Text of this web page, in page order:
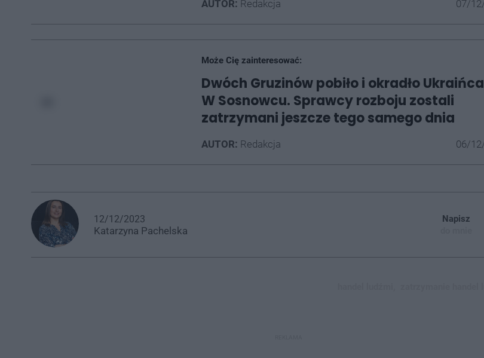
AUTOR: Redakcja 07/
Może Cię zainteresować:
Dwóch Gruzinów pobiło i okradło
W Sosnowcu. Sprawcy rozboju zostali
zatrzymani jeszcze tego samego dnia
AUTOR: Redakcja 06/
12/12/2023
Katarzyna Pachelska
Napisz